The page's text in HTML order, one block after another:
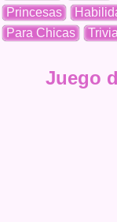
Princesas
Para Chicas
Juego